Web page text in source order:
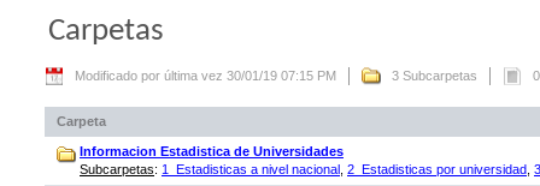
Carpetas
Modificado por última vez 30/01/19 07:15 PM 3 Subcarpetas
Carpeta
Informacion Estadistica de Universidades
Subcarpetas: 1_Estadisticas a nivel nacional 2_Estadisticas por universidad